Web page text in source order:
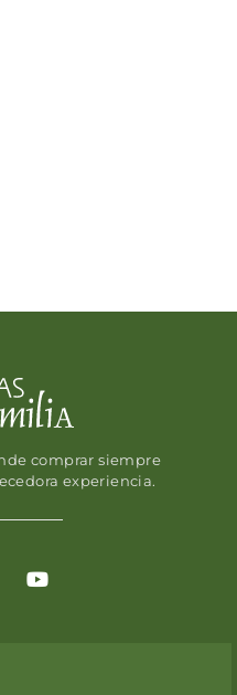
comprar siempre
experiencia.